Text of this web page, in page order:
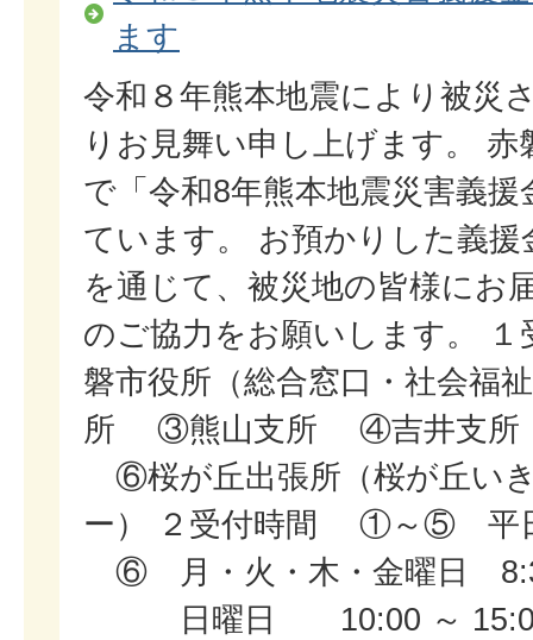
ます
令和８年熊本地震により被災
りお見舞い申し上げます。 赤
で「令和8年熊本地震災害義
ています。 お預かりした義援
を通じて、被災地の皆様にお
のご協力をお願いします。
磐市役所（総合窓口・社会
所 ③熊山支所 ④吉井支所
⑥桜が丘出張所（桜が丘い
ー） ２受付時間 ①～⑤ 平
⑥ 月・火・木・金曜日
日曜日 10:00 ～ 15:00